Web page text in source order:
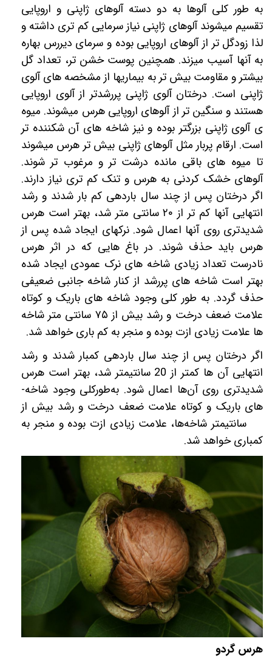
به طور کلی آلوها به دو دسته آلوهای ژاپنی و اروپایی
تقسیم میشوند آلوهای ژاپنی نیاز سرمایی کم تری داشته و
لذا زودگل تر از آلوهای اروپایی بوده و سرمای دیررس بهاره
به آنها آسیب میزند. همچنین پوست خشن تر، تعداد گل
بیشتر و مقاومت بیش تر به بیماریها از مشخصه های آلوی
ژاپنی است. درختان آلوی ژاپنی پررشدتر از آلوی اروپایی
هستند و سنگین تر از آلوهای اروپایی هرس میشوند. میوه
ی آلوی ژاپنی بزرگتر بوده و نیز شاخه های آن شکننده تر
است. ارقام پربار مثل آلوهای ژاپنی بیش تر هرس میشوند
تا میوه های باقی مانده درشت تر و مرغوب تر شوند.
آلوهای خشک کردنی به هرس و تنک کم تری نیاز دارند.
اگر درختان پس از چند سال باردهی کم بار شدند و رشد
انتهایی آنها کم تر از ۲۰سانتی متر شد، بهتر است هرس
شدیدتری روی آنها اعمال شود. نرکهای ایجاد شده پس از
هرس باید حذف شوند. در باغ هایی که در اثر هرس
نادرست تعداد زیادی شاخه های نرک عمودی ایجاد شده
بهتر است شاخه های پررشد از کنار شاخه جانبی ضعیفی
حذف گردد. به طور کلی وجود شاخه های باریک و کوتاه
علامت ضعف درخت و رشد بیش از ۷۵ سانتی متر شاخه
ها علامت زیادی ازت بوده و منجر به کم باری خواهد شد.
اگر درختان پس از چند سال باردهی کم­بار شدند و رشد
انتهایی آن ها کمتر از 20 سانتی­متر شد، بهتر است هرس
شدیدتری روی آن‌ها اعمال شود. به‌­طورکلی وجود شاخه‌­
های باریک و کوتاه علامت ضعف درخت و رشد بیش از
75 سانتی­متر شاخه­‌ها، علامت زیادی ازت بوده و منجر به
کم­باری خواهد شد.
هرس گردو